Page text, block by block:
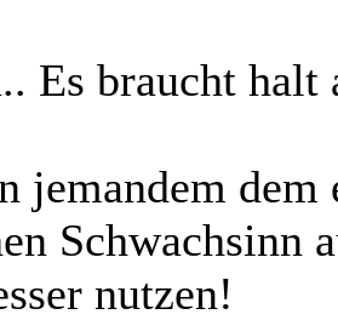
Es braucht halt
jemandem
Schwachsinn
nutzen!